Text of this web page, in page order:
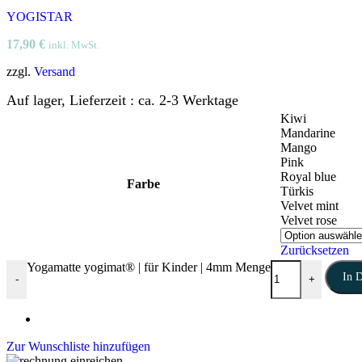
YOGISTAR
17,90 € inkl. MwSt.
zzgl. Versand
Auf lager, Lieferzeit : ca. 2-3 Werktage
Farbe
Kiwi
Mandarine
Mango
Pink
Royal blue
Türkis
Velvet mint
Velvet rose
Zurücksetzen
-
Yogamatte yogimat® | für Kinder | 4mm Menge
+ In
Zur Wunschliste hinzufügen